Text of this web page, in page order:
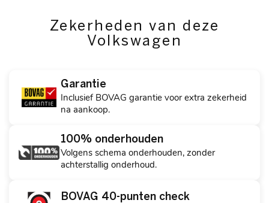
Zekerheden van deze
Volkswagen
Garantie
Inclusief BOVAG garantie voor extra zekerheid
na aankoop.
100% onderhouden
Volgens schema onderhouden, zonder
achterstallig onderhoud.
BOVAG 40-punten check